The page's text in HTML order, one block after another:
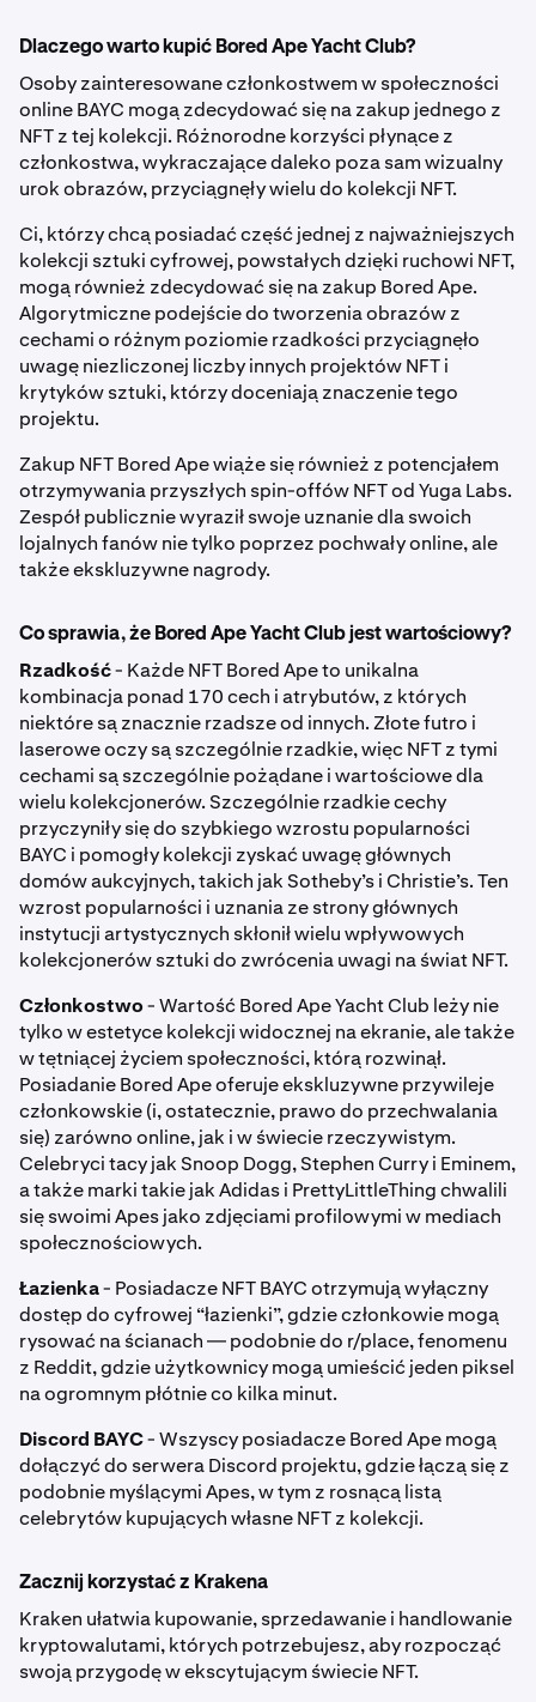
Dlaczego warto kupić Bored Ape Yacht Club?
Osoby zainteresowane członkostwem w społeczności
online BAYC mogą zdecydować się na zakup jednego z
NFT z tej kolekcji. Różnorodne korzyści płynące z
członkostwa, wykraczające daleko poza sam wizualny
urok obrazów, przyciągnęły wielu do kolekcji NFT.
Ci, którzy chcą posiadać część jednej z najważniejszych
kolekcji sztuki cyfrowej, powstałych dzięki ruchowi NFT,
mogą również zdecydować się na zakup Bored Ape.
Algorytmiczne podejście do tworzenia obrazów z
cechami o różnym poziomie rzadkości przyciągnęło
uwagę niezliczonej liczby innych projektów NFT i
krytyków sztuki, którzy doceniają znaczenie tego
projektu.
Zakup NFT Bored Ape wiąże się również z potencjałem
otrzymywania przyszłych spin-offów NFT od Yuga Labs.
Zespół publicznie wyraził swoje uznanie dla swoich
lojalnych fanów nie tylko poprzez pochwały online, ale
także ekskluzywne nagrody.
Co sprawia, że Bored Ape Yacht Club jest wartościowy?
Rzadkość- Każde NFT Bored Ape to unikalna
kombinacja ponad 170 cech i atrybutów, z których
niektóre są znacznie rzadsze od innych. Złote futro i
laserowe oczy są szczególnie rzadkie, więc NFT z tymi
cechami są szczególnie pożądane i wartościowe dla
wielu kolekcjonerów. Szczególnie rzadkie cechy
przyczyniły się do szybkiego wzrostu popularności
BAYC i pomogły kolekcji zyskać uwagę głównych
domów aukcyjnych, takich jak Sotheby’s i Christie’s. Ten
wzrost popularności i uznania ze strony głównych
instytucji artystycznych skłonił wielu wpływowych
kolekcjonerów sztuki do zwrócenia uwagi na świat NFT.
Członkostwo- Wartość Bored Ape Yacht Club leży nie
tylko w estetyce kolekcji widocznej na ekranie, ale także
w tętniącej życiem społeczności, którą rozwinął.
Posiadanie Bored Ape oferuje ekskluzywne przywileje
członkowskie (i, ostatecznie, prawo do przechwalania
się) zarówno online, jak i w świecie rzeczywistym.
Celebryci tacy jak Snoop Dogg, Stephen Curry i Eminem,
a także marki takie jak Adidas i PrettyLittleThing chwalili
się swoimi Apes jako zdjęciami profilowymi w mediach
społecznościowych.
Łazienka- Posiadacze NFT BAYC otrzymują wyłączny
dostęp do cyfrowej “łazienki”, gdzie członkowie mogą
rysować na ścianach — podobnie do r/place, fenomenu
z Reddit, gdzie użytkownicy mogą umieścić jeden piksel
na ogromnym płótnie co kilka minut.
Discord BAYC- Wszyscy posiadacze Bored Ape mogą
dołączyć do serwera Discord projektu, gdzie łączą się z
podobnie myślącymi Apes, w tym z rosnącą listą
celebrytów kupujących własne NFT z kolekcji.
Zacznij korzystać z Krakena
Kraken ułatwia kupowanie, sprzedawanie i handlowanie
kryptowalutami, których potrzebujesz, aby rozpocząć
swoją przygodę w ekscytującym świecie NFT.